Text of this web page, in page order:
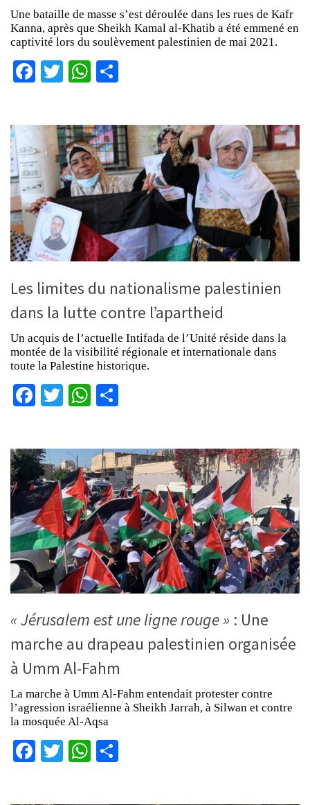
Une bataille de masse s’est déroulée dans les rues de Kafr
Kanna, après que Sheikh Kamal al-Khatib a été emmené en
captivité lors du soulèvement palestinien de mai 2021.
Facebook
TwitterWhatsApp
Les limites du nationalisme palestinien
dans la lutte contre l’apartheid
Un acquis de l’actuelle Intifada de l’Unité réside dans la
montée de la visibilité régionale et internationale dans
toute la Palestine historique.
Facebook
TwitterWhatsApp
« Jérusalem est une ligne rouge » : Une
marche au drapeau palestinien organisée
à Umm Al-Fahm
La marche à Umm Al-Fahm entendait protester contre
l’agression israélienne à Sheikh Jarrah, à Silwan et contre
la mosquée Al-Aqsa
Facebook
TwitterWhatsApp